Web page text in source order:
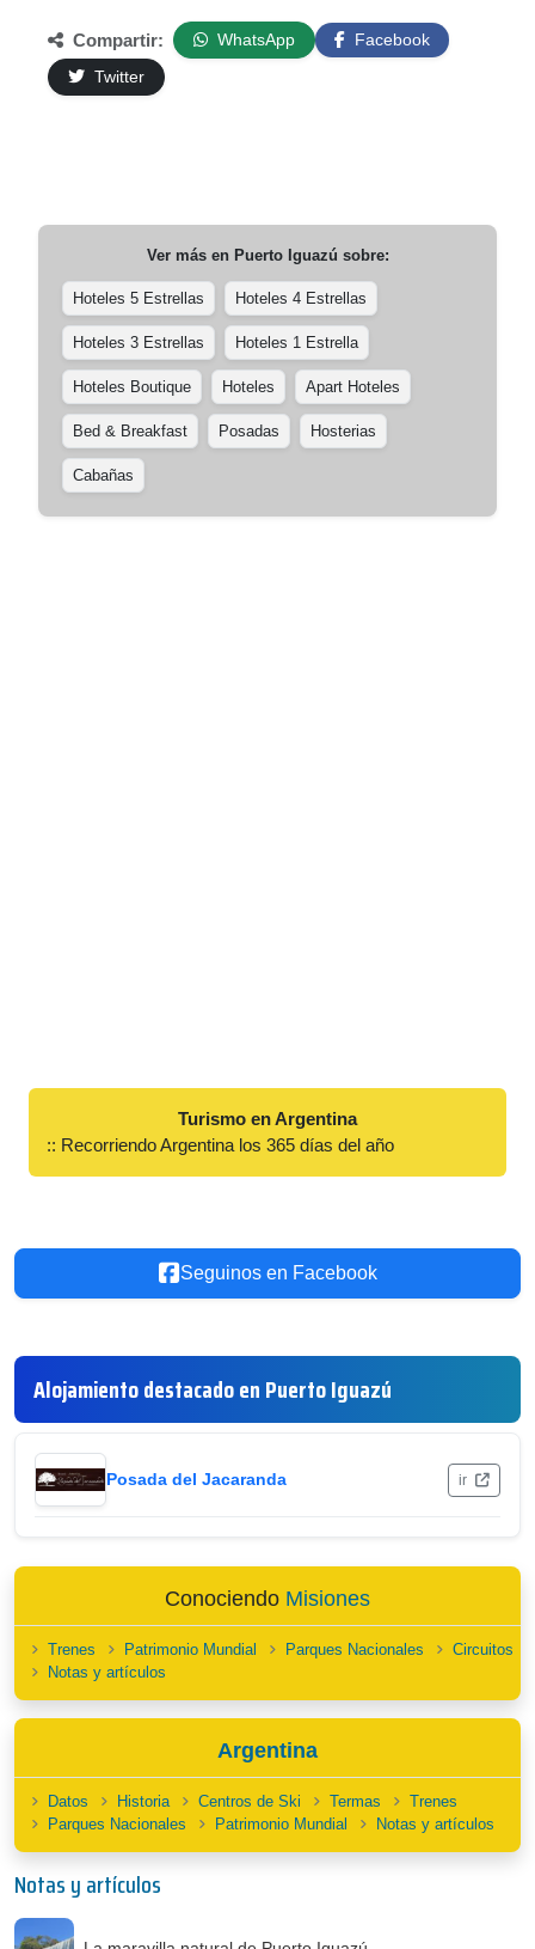
Compartir: WhatsApp
Facebook
Twitter
Ver más en Puerto Iguazú sobre:
Hoteles 5 Estrellas Hoteles 4 Estrellas
Hoteles 3 Estrellas Hoteles 1 Estrella
Hoteles Boutique Hoteles Apart Hoteles
Bed & Breakfast Posadas Hosterias
Cabañas
Turismo en Argentina
:: Recorriendo Argentina los 365 días del año
Seguinos en Facebook
Alojamiento destacado en Puerto Iguazú
Posada del Jacaranda ir
Conociendo Misiones
Trenes Patrimonio Mundial Parques Nacionales
Circuitos
Notas y artículos
Argentina
Datos Historia Centros de Ski Termas
Trenes
Parques Nacionales
Patrimonio Mundial Notas y artículos
Notas y artículos